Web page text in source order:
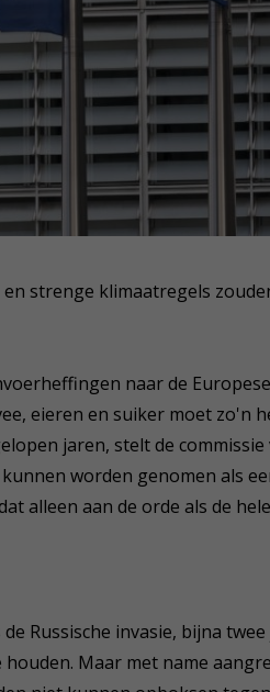
strenge klimaatregels
naar de
eieren en suiker moet zo'n
jaren, stelt de commissie
worden genomen als
alleen aan de orde als de
Russische invasie, bijna
Maar met name